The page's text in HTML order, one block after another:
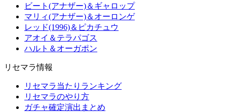
ビート(アナザー)＆ギャロップ
マリィ(アナザー)＆オーロンゲ
レッド(1996)＆ピカチュウ
アオイ＆テラパゴス
ハルト＆オーガポン
リセマラ情報
リセマラ当たりランキング
リセマラのやり方
ガチャ確定演出まとめ